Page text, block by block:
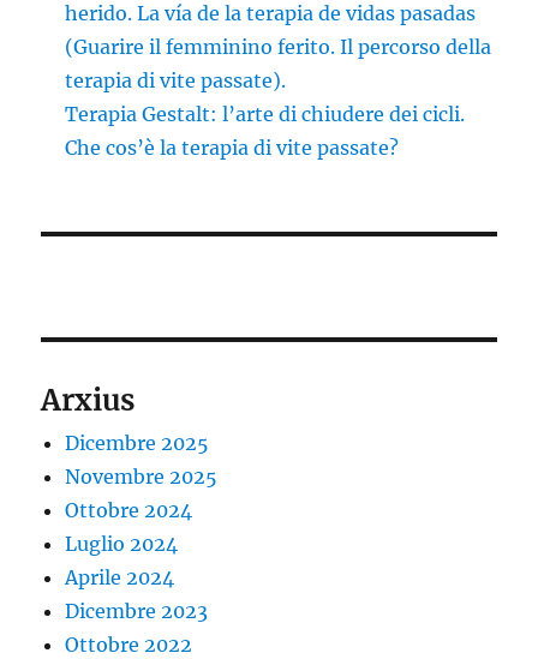
herido. La vía de la terapia de vidas pasadas
(Guarire il femminino ferito. Il percorso della
terapia di vite passate).
Terapia Gestalt: l’arte di chiudere dei cicli.
Che cos’è la terapia di vite passate?
Arxius
Dicembre 2025
Novembre 2025
Ottobre 2024
Luglio 2024
Aprile 2024
Dicembre 2023
Ottobre 2022